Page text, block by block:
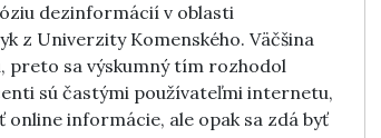
dezinformácií v oblasti
z Univerzity Komenského. Väčšina
preto sa výskumný tím rozhodol
sú častými používateľmi internetu,
online informácie, ale opak sa zdá byť